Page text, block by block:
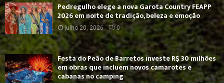
Pedregulho elege a nova Garota Country FEAPP
2026 em noite de tradição, beleza e emoção
julho 20, 2026 0
Festa do Peão de Barretos investe R$ 30 milhões
em obras que incluem novos camarotes e
cabanas no camping